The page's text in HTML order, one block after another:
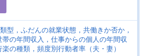
型，ふだんの就業状態，共働きか否か，
帯の年間収入，仕事からの個人の年間収
の種類，頻度別行動者率（夫・妻）